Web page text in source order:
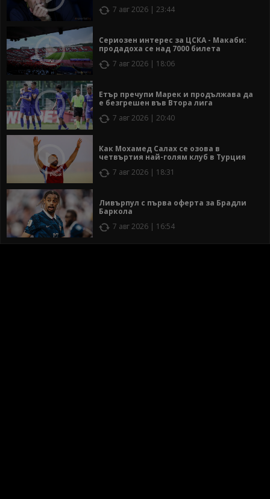
7 авг 2026 | 23:44
Сериозен интерес за ЦСКА - Макаби:
продадоха се над 7000 билета
7 авг 2026 | 18:06
Етър пречупи Марек и продължава да
е безгрешен във Втора лига
7 авг 2026 | 20:40
Как Мохамед Салах се озова в
четвъртия най-голям клуб в Турция
7 авг 2026 | 18:31
Ливърпул с първа оферта за Брадли
Баркола
7 авг 2026 | 16:54